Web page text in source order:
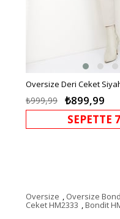
Oversize Deri Ceket
₺899,99
₺999,99
SEPETTE
Oversize , Oversize
Ceket HM2333 ,Bondit